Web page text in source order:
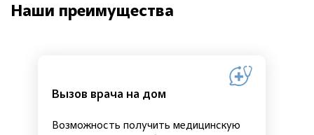
Наши преимущества
Вызов врача на дом
Возможность получить медицинскую